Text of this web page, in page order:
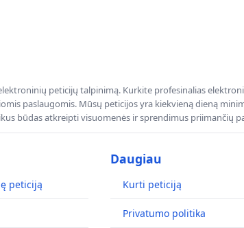
peticijų talpinimą. Kurkite profesinalias
paslaugomis. Mūsų peticijos yra kiekvieną dieną
būdas atkreipti visuomenės ir sprendimus priimančių
peticiją
Daugiau
Kurti peticiją
Privatumo politika